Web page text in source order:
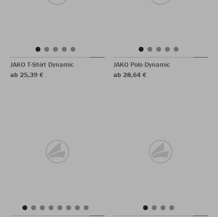
JAKO T-Shirt Dynamic
ab 25,39 €
JAKO Polo Dynamic
ab 28,64 €